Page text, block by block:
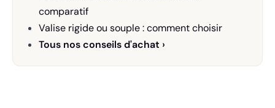
comparatif
Valise rigide ou souple : comment choisir
Tous nos conseils d'achat ›